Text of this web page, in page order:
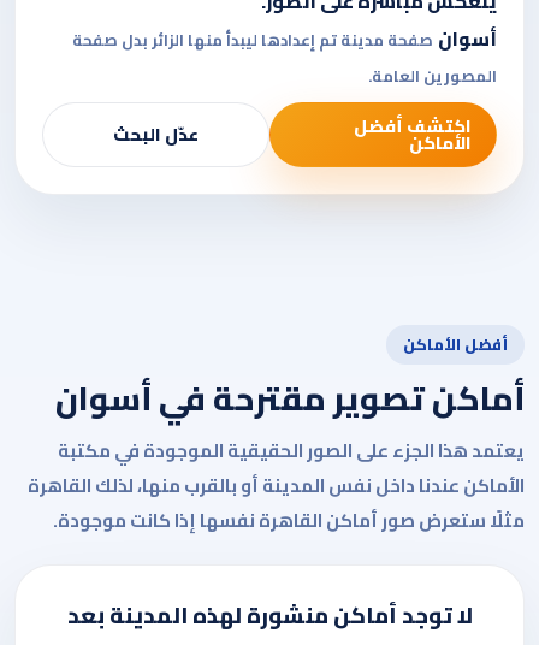
أسوان صفحة مدينة تم إعدادها ليبدأ منها الزائر بدل صفحة
المصورين العامة.
اكتشف أفضل
الأماكن عدّل البحث
أفضل الأماكن
أماكن تصوير مقترحة في أسوان
يعتمد هذا الجزء على الصور الحقيقية الموجودة في مكتبة
الأماكن عندنا داخل نفس المدينة أو بالقرب منها، لذلك القاهرة
مثلًا ستعرض صور أماكن القاهرة نفسها إذا كانت موجودة.
لا توجد أماكن منشورة لهذه المدينة بعد